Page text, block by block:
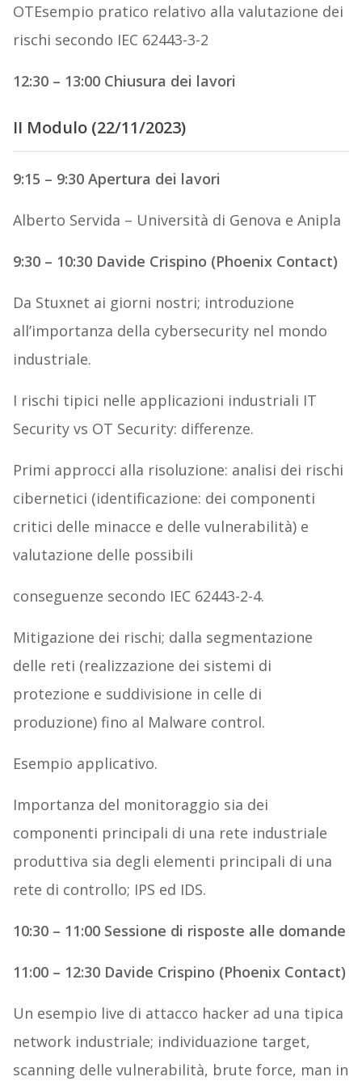
OTEsempio pratico relativo alla valutazione dei
rischi secondo IEC 62443-3-2
12:30 – 13:00 Chiusura dei lavori
II Modulo (22/11/2023)
9:15 – 9:30 Apertura dei lavori
Alberto Servida – Università di Genova e Anipla
9:30 – 10:30 Davide Crispino (Phoenix Contact)
Da Stuxnet ai giorni nostri; introduzione
all’importanza della cybersecurity nel mondo
industriale.
I rischi tipici nelle applicazioni industriali IT
Security vs OT Security: differenze.
Primi approcci alla risoluzione: analisi dei rischi
cibernetici (identificazione: dei componenti
critici delle minacce e delle vulnerabilità) e
valutazione delle possibili
conseguenze secondo IEC 62443-2-4.
Mitigazione dei rischi; dalla segmentazione
delle reti (realizzazione dei sistemi di
protezione e suddivisione in celle di
produzione) fino al Malware control.
Esempio applicativo.
Importanza del monitoraggio sia dei
componenti principali di una rete industriale
produttiva sia degli elementi principali di una
rete di controllo; IPS ed IDS.
10:30 – 11:00 Sessione di risposte alle domande
11:00 – 12:30 Davide Crispino (Phoenix Contact)
Un esempio live di attacco hacker ad una tipica
network industriale; individuazione target,
scanning delle vulnerabilità, brute force, man in